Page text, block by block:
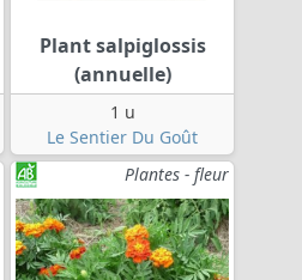
Plant salpiglossis
(annuelle)
1 u
Le Sentier Du Goût
Plantes - fleur